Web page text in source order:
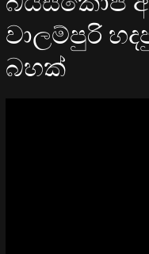
වාලම්පුරි
බහක්